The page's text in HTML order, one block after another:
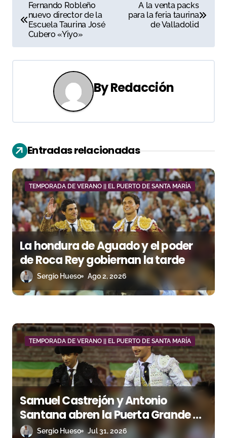
a
v
e
c
i
ó
n
d
e
e
n
t
a
d
a
s
Fernando Robleño
nuevo director de la
Escuela Taurina José
Cubero «Yiyo»
A la venta packs
para la feria taurina
de Valladolid
ByRedacción
Entradas relacionadas
TEMPORADA DE VERANO || EL PUERTO DE SANTA MARÍA
La hondura de Aguado y el poder
de Roca Rey gobiernan la tarde
Sergio Hueso Ago 2, 2026
TEMPORADA DE VERANO || EL PUERTO DE SANTA MARÍA
Samuel Castrejón y Antonio
Santana abren la Puerta Grande en
una larga noche en El Puerto
Sergio Hueso Jul 31, 2026